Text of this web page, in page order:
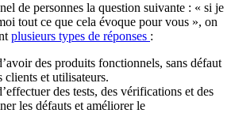
de personnes la question suivante : « si je
tout ce que cela évoque pour vous », on
plusieurs types de réponses :
des produits fonctionnels, sans défaut
clients et utilisateurs.
des tests, des vérifications et des
les défauts et améliorer le